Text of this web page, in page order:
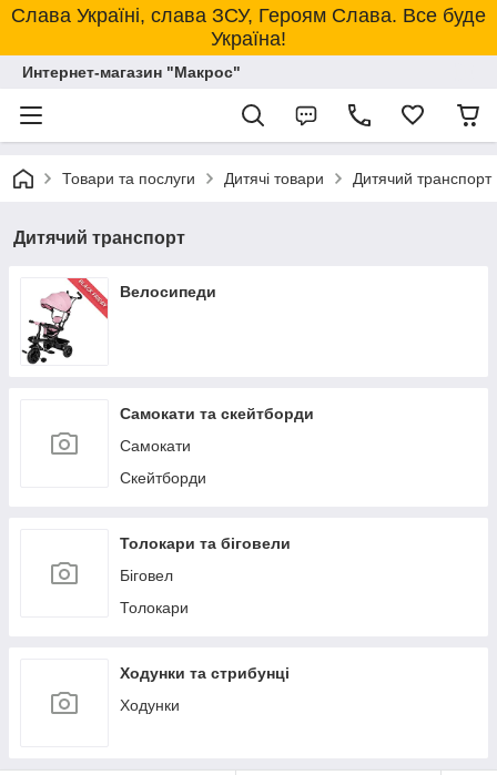
Слава Україні, слава ЗСУ, Героям Слава. Все буде
Україна!
Интернет-магазин "Макрос"
Товари та послуги Дитячі товари Дитячий транспорт
Дитячий транспорт
Велосипеди
Самокати та скейтборди
Самокати
Скейтборди
Толокари та біговели
Біговел
Толокари
Ходунки та стрибунці
Ходунки